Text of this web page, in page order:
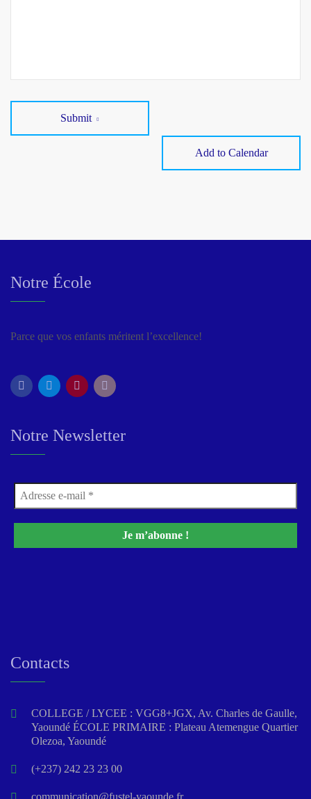
Submit
Add to Calendar
Notre École
Parce que vos enfants méritent l’excellence!
Notre Newsletter
Contacts
COLLEGE / LYCEE : VGG8+JGX, Av. Charles de Gaulle,
Yaoundé ÉCOLE PRIMAIRE : Plateau Atemengue Quartier
Olezoa, Yaoundé
(+237) 242 23 23 00